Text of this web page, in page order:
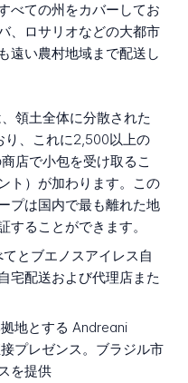
べての州をカバーしてお
、ロサリオなどの大都市
遠い農村地域まで配送し
領土全体に分散された
り、これに2,500以上の
店で小包を受け取るこ
ト）が加わります。この
プは国内で最も離れた地
ることができます。
とブエノスアイレス自
宅配送および代理店また
地とする Andreani
プレゼンス。ブラジル市
を提供